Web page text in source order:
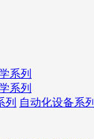
系列
系列
列 自动化设备系列